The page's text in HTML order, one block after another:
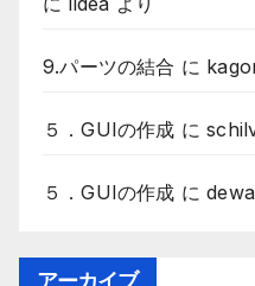
9.パーツの結合 に
５．GUIの作成 に
５．GUIの作成 に